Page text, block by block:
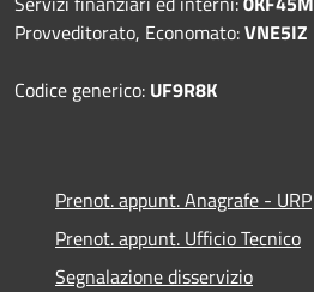
Provveditorato, Economato:VNE5IZ
Codice generico: UF9R8K
Prenot. appunt. Anagrafe - URP
Prenot. appunt. Ufficio Tecnico
Segnalazione disservizio